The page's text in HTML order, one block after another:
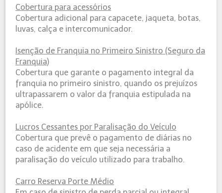
Cobertura para acessórios​
Cobertura adicional para capacete, jaqueta, botas,
luvas, calça e intercomunicador.
Isenção de Franquia no Primeiro Sinistro (Seguro da
Franquia)
Cobertura que garante o pagamento integral da
franquia no primeiro sinistro, quando os prejuízos
ultrapassarem o valor da franquia estipulada na
apólice.
Lucros Cessantes por Paralisação do Veículo
Cobertura que prevê o pagamento de diárias no
caso de acidente em que seja necessária a
paralisação do veículo utilizado para trabalho.
Carro Reserva Porte Médio